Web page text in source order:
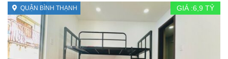
QUẬN BÌNH THẠNH GIÁ :6,9 TỶ